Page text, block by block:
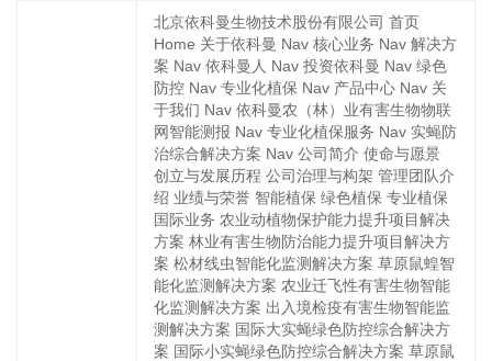
北京依科曼生物技术股份有限公司 首页
Home 关于依科曼 Nav 核心业务 Nav 解决方
案 Nav 依科曼人 Nav 投资依科曼 Nav 绿色
防控 Nav 专业化植保 Nav 产品中心 Nav 关
于我们 Nav 依科曼农（林）业有害生物物联
网智能测报 Nav 专业化植保服务 Nav 实蝇防
治综合解决方案 Nav 公司简介 使命与愿景
创立与发展历程 公司治理与构架 管理团队介
绍 业绩与荣誉 智能植保 绿色植保 专业植保
国际业务 农业动植物保护能力提升项目解决
方案 林业有害生物防治能力提升项目解决方
案 松材线虫智能化监测解决方案 草原鼠蝗智
能化监测解决方案 农业迁飞性有害生物智能
化监测解决方案 出入境检疫有害生物智能监
测解决方案 国际大实蝇绿色防控综合解决方
案 国际小实蝇绿色防控综合解决方案 草原鼠